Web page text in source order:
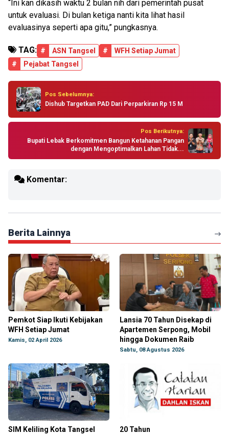
“Ini kan dikasih waktu 2 bulan nih dari pemerintah pusat
untuk evaluasi. Di bulan ketiga nanti kita lihat hasil
evaluasinya seperti apa gitu,” pungkasnya.
TAG: # ASN Tangsel #
WFH Setiap Jumat
#
Pejabat Tangsel
Pos Sebelumnya:
Dishub Targetkan PAD Dari Perparkiran Rp 15 M
Pos Berikutnya:
Bupati Lebak Berkomitmen Bangun Ketahanan Pangan
dengan Mengoptimalkan Lahan Tidak...
Komentar:
Berita Lainnya
Pemkot Siap Ikuti Kebijakan
WFH Setiap Jumat
Kamis, 02 April 2026
Lansia 70 Tahun Disekap di
Apartemen Serpong, Mobil
hingga Dokumen Raib
Sabtu, 08 Agustus 2026
SIM Keliling Kota Tangsel 20 Tahun